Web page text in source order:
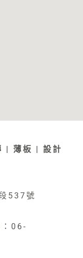
| 薄板 | 設計
537號
06-